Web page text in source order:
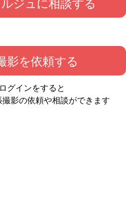
影を依頼する
グインをすると
影の依頼や相談ができます